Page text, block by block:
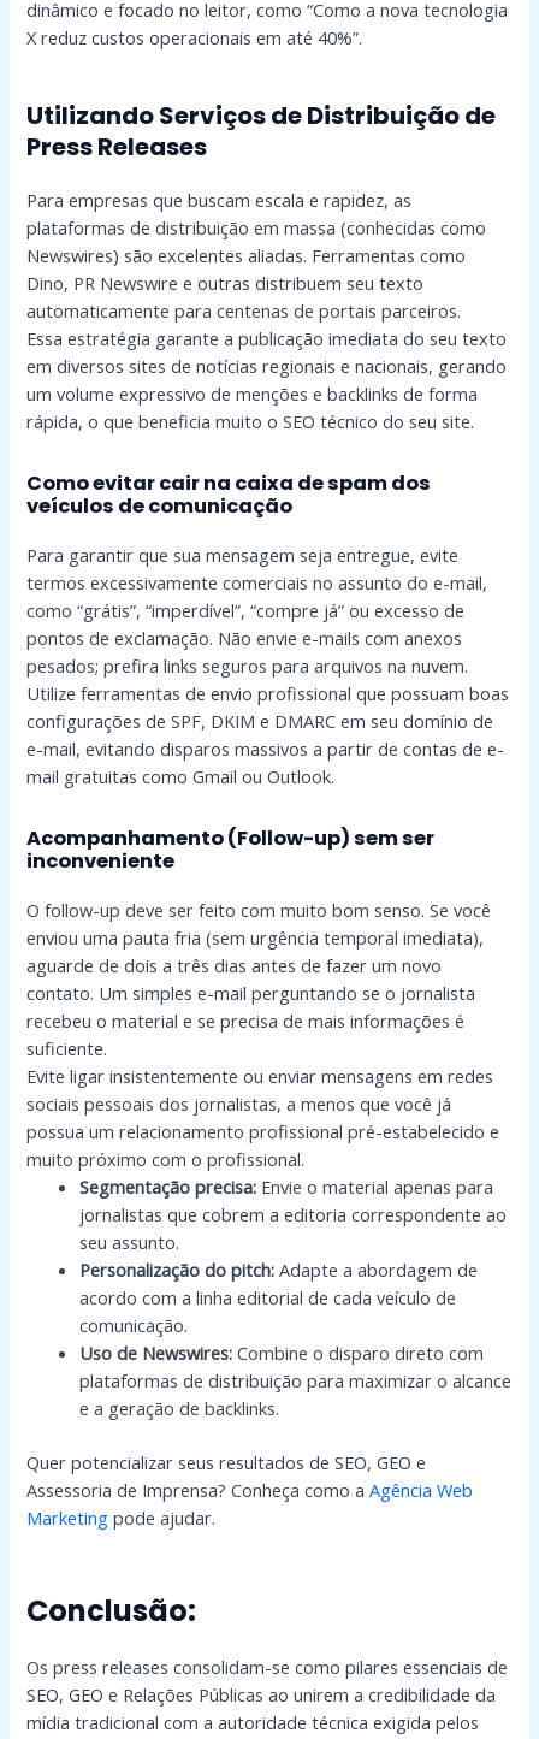
dinâmico e focado no leitor, como “Como a nova tecnologia
X reduz custos operacionais em até 40%”.
Utilizando Serviços de Distribuição de
Press Releases
Para empresas que buscam escala e rapidez, as
plataformas de distribuição em massa (conhecidas como
Newswires) são excelentes aliadas. Ferramentas como
Dino, PR Newswire e outras distribuem seu texto
automaticamente para centenas de portais parceiros.
Essa estratégia garante a publicação imediata do seu texto
em diversos sites de notícias regionais e nacionais, gerando
um volume expressivo de menções e backlinks de forma
rápida, o que beneficia muito o SEO técnico do seu site.
Como evitar cair na caixa de spam dos
veículos de comunicação
Para garantir que sua mensagem seja entregue, evite
termos excessivamente comerciais no assunto do e-mail,
como “grátis”, “imperdível”, “compre já” ou excesso de
pontos de exclamação. Não envie e-mails com anexos
pesados; prefira links seguros para arquivos na nuvem.
Utilize ferramentas de envio profissional que possuam boas
configurações de SPF, DKIM e DMARC em seu domínio de
e-mail, evitando disparos massivos a partir de contas de e-
mail gratuitas como Gmail ou Outlook.
Acompanhamento (Follow-up) sem ser
inconveniente
O follow-up deve ser feito com muito bom senso. Se você
enviou uma pauta fria (sem urgência temporal imediata),
aguarde de dois a três dias antes de fazer um novo
contato. Um simples e-mail perguntando se o jornalista
recebeu o material e se precisa de mais informações é
suficiente.
Evite ligar insistentemente ou enviar mensagens em redes
sociais pessoais dos jornalistas, a menos que você já
possua um relacionamento profissional pré-estabelecido e
muito próximo com o profissional.
Segmentação precisa: Envie o material apenas para
jornalistas que cobrem a editoria correspondente ao
seu assunto.
Personalização do pitch: Adapte a abordagem de
acordo com a linha editorial de cada veículo de
comunicação.
Uso de Newswires: Combine o disparo direto com
plataformas de distribuição para maximizar o alcance
e a geração de backlinks.
Quer potencializar seus resultados de SEO, GEO e
Assessoria de Imprensa? Conheça como aAgência Web
Marketing pode ajudar.
Conclusão:
Os press releases consolidam-se como pilares essenciais de
SEO, GEO e Relações Públicas ao unirem a credibilidade da
mídia tradicional com a autoridade técnica exigida pelos